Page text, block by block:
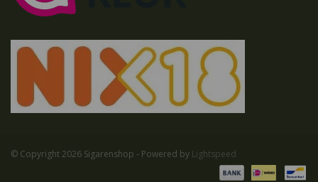
© Copyright 2026 Sigarenshop - Powered by Lightspeed